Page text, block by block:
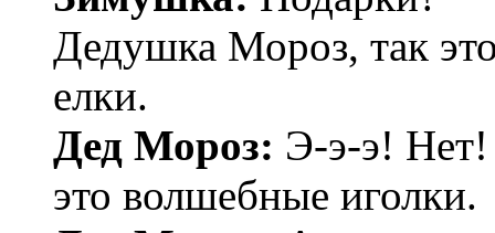
Дедушка Мороз, так
елки.
Дед Мороз: Э-э-э!
это волшебные иголки.